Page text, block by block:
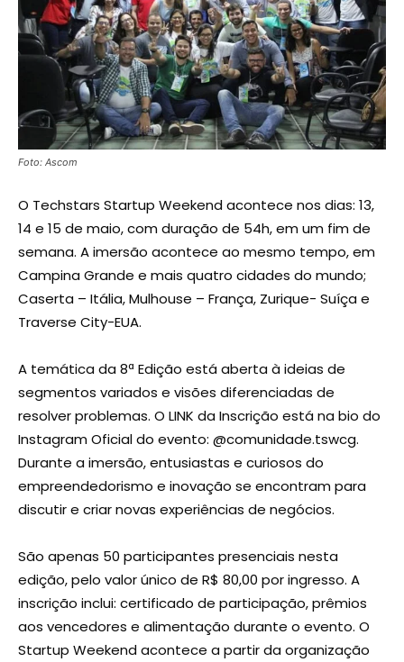
Foto: Ascom
O Techstars Startup Weekend acontece nos dias: 13,
14 e 15 de maio, com duração de 54h, em um fim de
semana. A imersão acontece ao mesmo tempo, em
Campina Grande e mais quatro cidades do mundo;
Caserta – Itália, Mulhouse – França, Zurique- Suíça e
Traverse City-EUA.
A temática da 8ª Edição está aberta à ideias de
segmentos variados e visões diferenciadas de
resolver problemas. O LINK da Inscrição está na bio do
Instagram Oficial do evento: @comunidade.tswcg.
Durante a imersão, entusiastas e curiosos do
empreendedorismo e inovação se encontram para
discutir e criar novas experiências de negócios.
São apenas 50 participantes presenciais nesta
edição, pelo valor único de R$ 80,00 por ingresso. A
inscrição inclui: certificado de participação, prêmios
aos vencedores e alimentação durante o evento. O
Startup Weekend acontece a partir da organização